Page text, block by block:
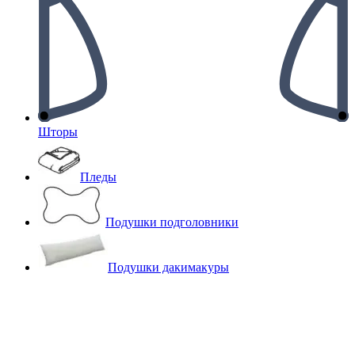
Шторы
Пледы
Подушки подголовники
Подушки дакимакуры